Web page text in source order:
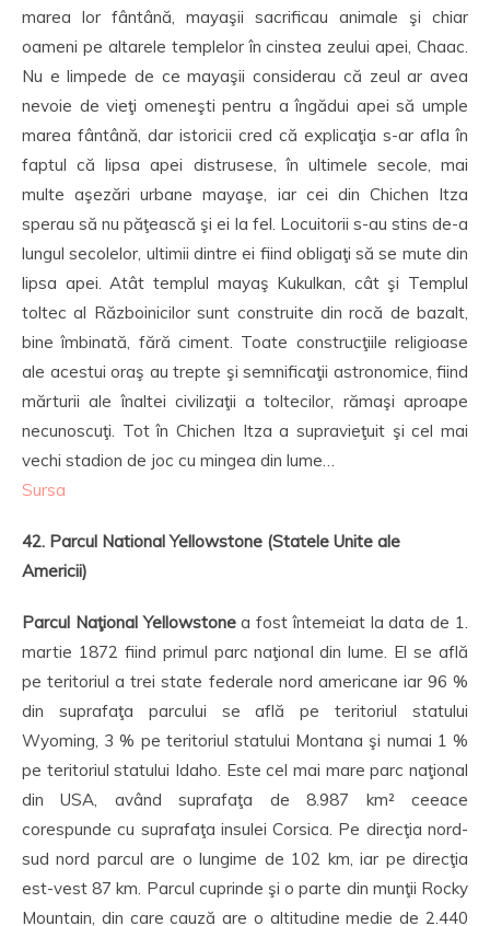
marea lor fântână, mayaşii sacrificau animale şi chiar
oameni pe altarele templelor în cinstea zeului apei, Chaac.
Nu e limpede de ce mayaşii considerau că zeul ar avea
nevoie de vieţi omeneşti pentru a îngădui apei să umple
marea fântână, dar istoricii cred că explicaţia s-ar afla în
faptul că lipsa apei distrusese, în ultimele secole, mai
multe aşezări urbane mayaşe, iar cei din Chichen Itza
sperau să nu păţească şi ei la fel. Locuitorii s-au stins de-a
lungul secolelor, ultimii dintre ei fiind obligaţi să se mute din
lipsa apei. Atât templul mayaş Kukulkan, cât şi Templul
toltec al Războinicilor sunt construite din rocă de bazalt,
bine îmbinată, fără ciment. Toate construcţiile religioase
ale acestui oraş au trepte şi semnificaţii astronomice, fiind
mărturii ale înaltei civilizaţii a toltecilor, rămaşi aproape
necunoscuţi. Tot în Chichen Itza a supravieţuit şi cel mai
vechi stadion de joc cu mingea din lume…
Sursa
42. Parcul National Yellowstone (Statele Unite ale
Americii)
Parcul Naţional Yellowstonea fost întemeiat la data de 1.
martie 1872 fiind primul parc naţional din lume. El se află
pe teritoriul a trei state federale nord americane iar 96 %
din suprafaţa parcului se află pe teritoriul statului
Wyoming, 3 % pe teritoriul statului Montana şi numai 1 %
pe teritoriul statului Idaho. Este cel mai mare parc naţional
din USA, având suprafaţa de 8.987 km² ceeace
corespunde cu suprafaţa insulei Corsica. Pe direcţia nord-
sud nord parcul are o lungime de 102 km, iar pe direcţia
est-vest 87 km. Parcul cuprinde şi o parte din munţii Rocky
Mountain, din care cauză are o altitudine medie de 2.440